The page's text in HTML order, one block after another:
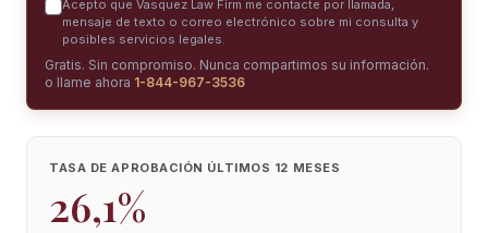
Acepto que Vasquez Law Firm me contacte por llamada,
mensaje de texto o correo electrónico sobre mi consulta y
posibles servicios legales.
Gratis. Sin compromiso. Nunca compartimos su información.
o llame ahora 1-844-967-3536
TASA DE APROBACIÓN ÚLTIMOS 12 MESES
26,1%